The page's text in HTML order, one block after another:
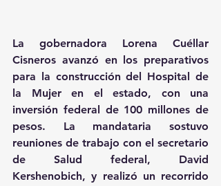
La gobernadora Lorena Cuéllar
Cisneros avanzó en los preparativos
para la construcción del Hospital de
la Mujer en el estado, con una
inversión federal de 100 millones de
pesos. La mandataria sostuvo
reuniones de trabajo con el secretario
de Salud federal, David
Kershenobich, y realizó un recorrido